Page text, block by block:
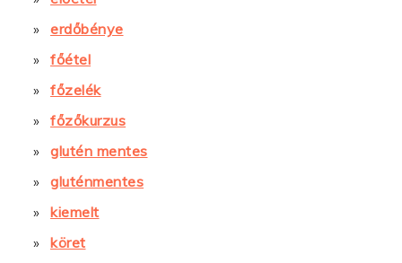
erdőbénye
főétel
főzelék
főzőkurzus
glutén mentes
gluténmentes
kiemelt
köret